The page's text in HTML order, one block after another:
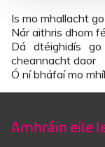
Is mo mhallacht
Nár aithris dhom
Dá dtéighidís
cheannacht daor
Ó ní bháfaí mo
Amhráin eile